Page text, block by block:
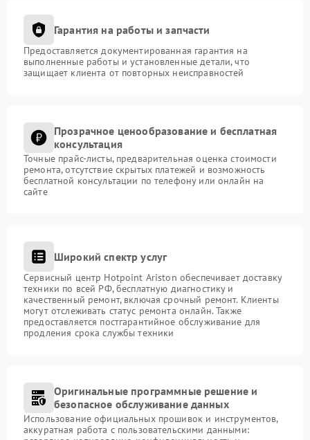
Гарантия на работы и запчасти
Предоставляется документированная гарантия на
выполненные работы и установленные детали, что
защищает клиента от повторных неисправностей
Прозрачное ценообразование и бесплатная
консультация
Точные прайс-листы, предварительная оценка стоимости
ремонта, отсутствие скрытых платежей и возможность
бесплатной консультации по телефону или онлайн на
сайте
Широкий спектр услуг
Сервисный центр Hotpoint Ariston обеспечивает доставку
техники по всей РФ, бесплатную диагностику и
качественный ремонт, включая срочный ремонт. Клиенты
могут отслеживать статус ремонта онлайн. Также
предоставляется постгарантийное обслуживание для
продления срока службы техники
Оригинальные программные решение и
безопасное обслуживание данных
Использование официальных прошивок и инструментов,
аккуратная работа с пользовательскими данными: